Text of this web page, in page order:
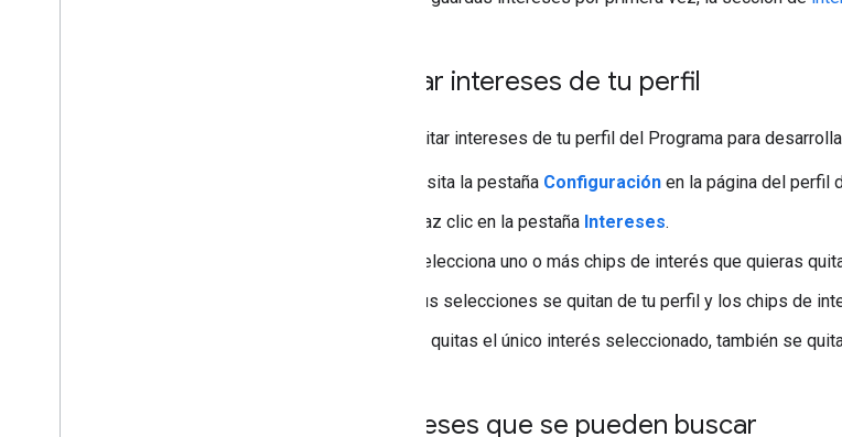
Quitar intereses de tu perfil
Para quitar intereses de tu perfil del Programa para
Visita la pestaña Configuración en la página del perfil
Haz clic en la pestaña Intereses.
Selecciona uno o más chips de interés que quieras
Tus selecciones se quitan de tu perfil y los chips de
Si quitas el único interés seleccionado, también se
Intereses que se pueden buscar